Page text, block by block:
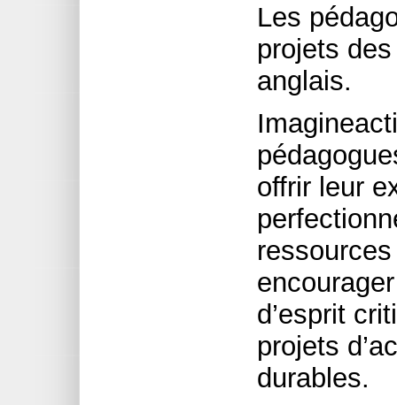
Les
projets
anglais.
offrir leur
d’esprit
projets
durables.